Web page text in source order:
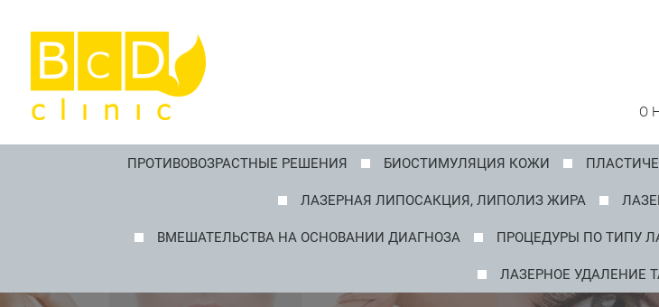
О
ПРОТИВОВОЗРАСТНЫЕ РЕШЕНИЯ БИОСТИМУЛЯЦИЯ КОЖИ
ЛАЗЕРНАЯ ЛИПОСАКЦИЯ, ЛИПОЛИЗ ЖИРА
ВМЕШАТЕЛЬСТВА НА ОСНОВАНИИ ДИАГНОЗА ПРОЦЕДУРЫ ПО ТИПУ
ЛАЗЕРНОЕ УДАЛЕНИЕ